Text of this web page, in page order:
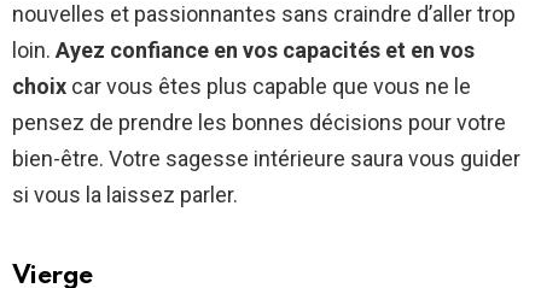
nouvelles et passionnantes sans craindre d’aller trop
loin. Ayez confiance en vos capacités et en vos
choix car vous êtes plus capable que vous ne le
pensez de prendre les bonnes décisions pour votre
bien-être. Votre sagesse intérieure saura vous guider
si vous la laissez parler.
Vierge